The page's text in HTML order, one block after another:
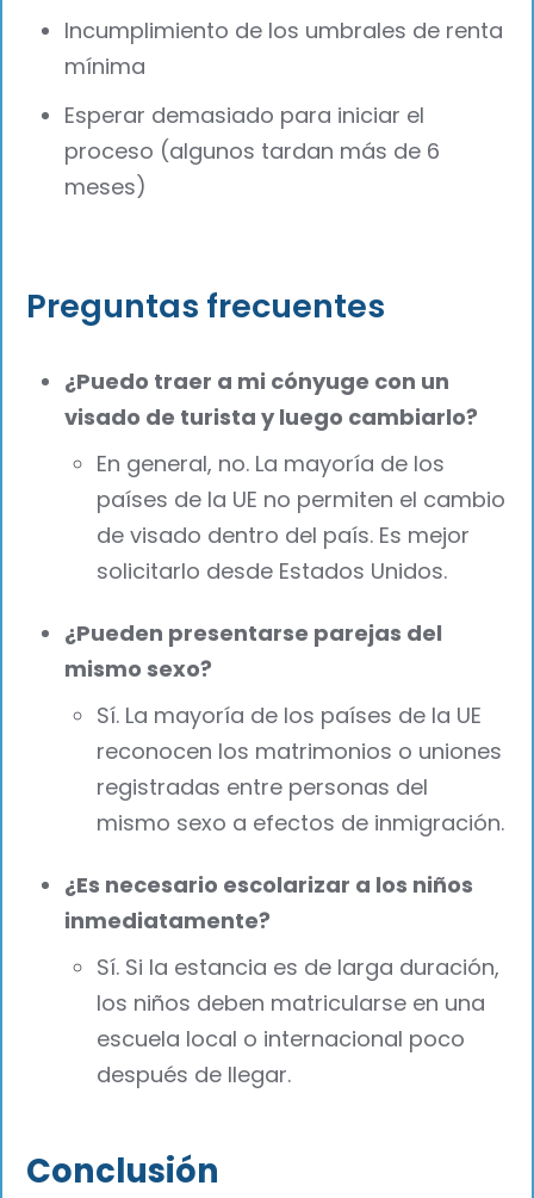
Incumplimiento de los umbrales de renta
mínima
Esperar demasiado para iniciar el
proceso (algunos tardan más de 6
meses)
Preguntas frecuentes
¿Puedo traer a mi cónyuge con un
visado de turista y luego cambiarlo?
En general, no. La mayoría de los
países de la UE no permiten el cambio
de visado dentro del país. Es mejor
solicitarlo desde Estados Unidos.
¿Pueden presentarse parejas del
mismo sexo?
Sí. La mayoría de los países de la UE
reconocen los matrimonios o uniones
registradas entre personas del
mismo sexo a efectos de inmigración.
¿Es necesario escolarizar a los niños
inmediatamente?
Sí. Si la estancia es de larga duración,
los niños deben matricularse en una
escuela local o internacional poco
después de llegar.
Conclusión